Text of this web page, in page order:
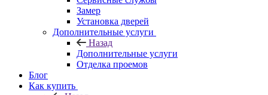
Замер
Установка дверей
Дополнительные услуги
Назад
Дополнительные услуги
Отделка проемов
Блог
Как купить